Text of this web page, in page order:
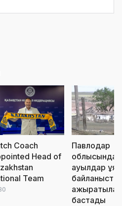
Coach
Head of
Team
Павлодар
облысында
ауылдар
байланыстан
ажыратыла
бастады